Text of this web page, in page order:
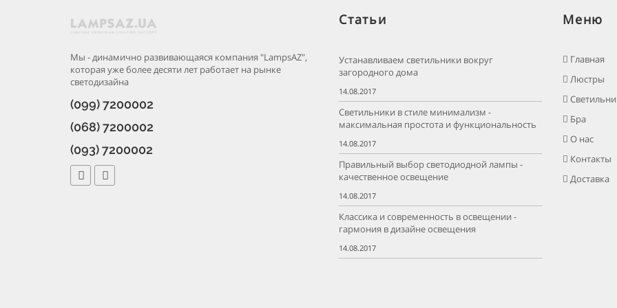
Мы - динамично развивающаяся компания "LampsAZ",
которая уже более десяти лет работает на рынке
светодизайна
(099) 7200002
(068) 7200002
(093) 7200002
Статьи
Устанавливаем светильники вокруг
загородного дома
14.08.2017
Светильники в стиле минимализм -
максимальная простота и функциональность
14.08.2017
Правильный выбор светодиодной лампы -
качественное освещение
14.08.2017
Классика и современность в освещении -
гармония в дизайне освещения
14.08.2017
Меню
Главная
Люстры
Бра
О нас
Контакты
Доставка